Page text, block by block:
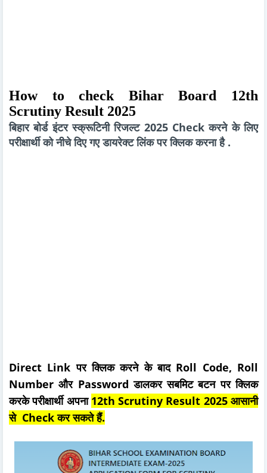
How to check Bihar Board 12th
Scrutiny Result 2025
बिहार बोर्ड इंटर स्क्रूटिनी रिजल्ट 2025 Check करने के लिए
परीक्षार्थी को नीचे दिए गए डायरेक्ट लिंक पर क्लिक करना है .
Direct Link पर क्लिक करने के बाद Roll Code, Roll
Number और Password डालकर सबमिट बटन पर क्लिक
करके परीक्षार्थी अपना 12th Scrutiny Result 2025 आसानी
से Check कर सकते हैं.